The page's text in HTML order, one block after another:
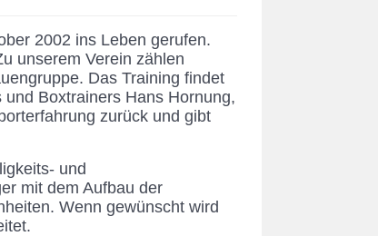
2002 ins Leben gerufen.
unserem Verein zählen
Das Training findet
Boxtrainers Hans Hornung,
zurück und gibt
und
mit dem Aufbau der
Wenn gewünscht wird